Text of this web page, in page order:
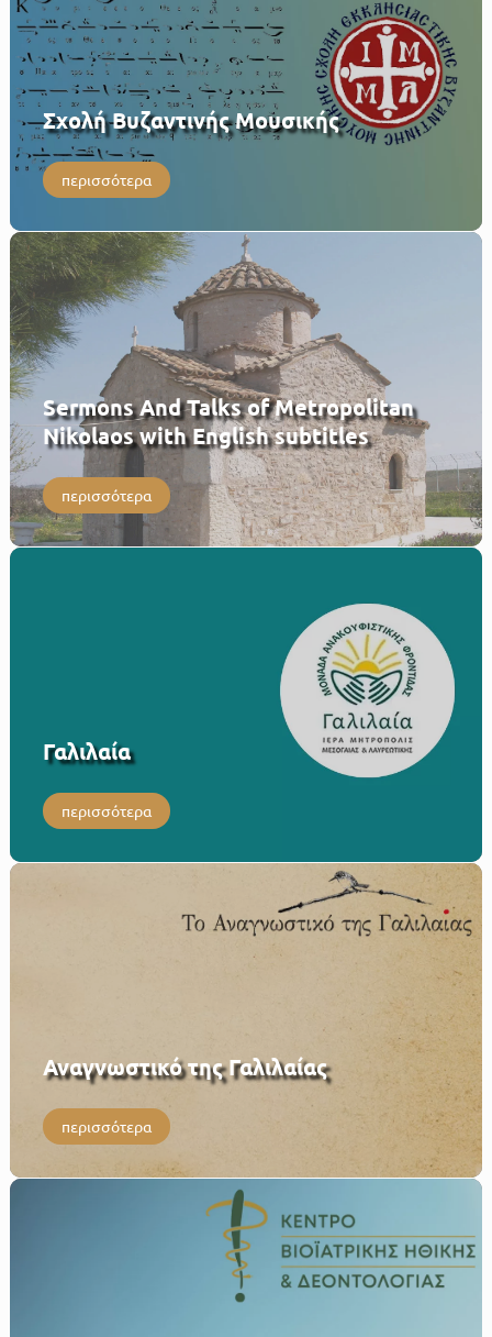
Σχολή Βυζαντινής Μουσικής
περισσότερα
Sermons And Talks of Metropolitan
Nikolaos with English subtitles
περισσότερα
Γαλιλαία
περισσότερα
Αναγνωστικό της Γαλιλαίας
περισσότερα